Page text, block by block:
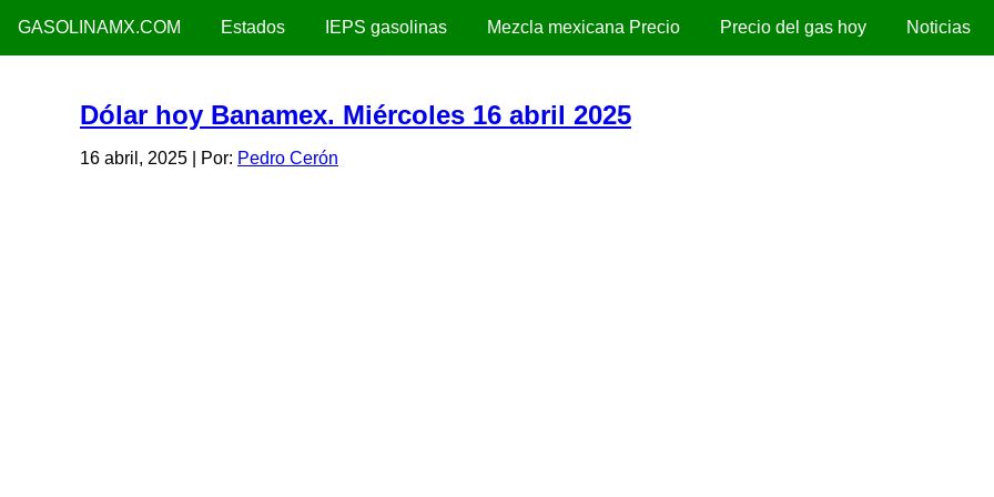
GASOLINAMX.COM Estados IEPS gasolinas Mezcla mexicana Precio Precio del gas hoy Noticias
Dólar hoy Banamex. Miércoles 16 abril 2025
16 abril, 2025 | Por: Pedro Cerón